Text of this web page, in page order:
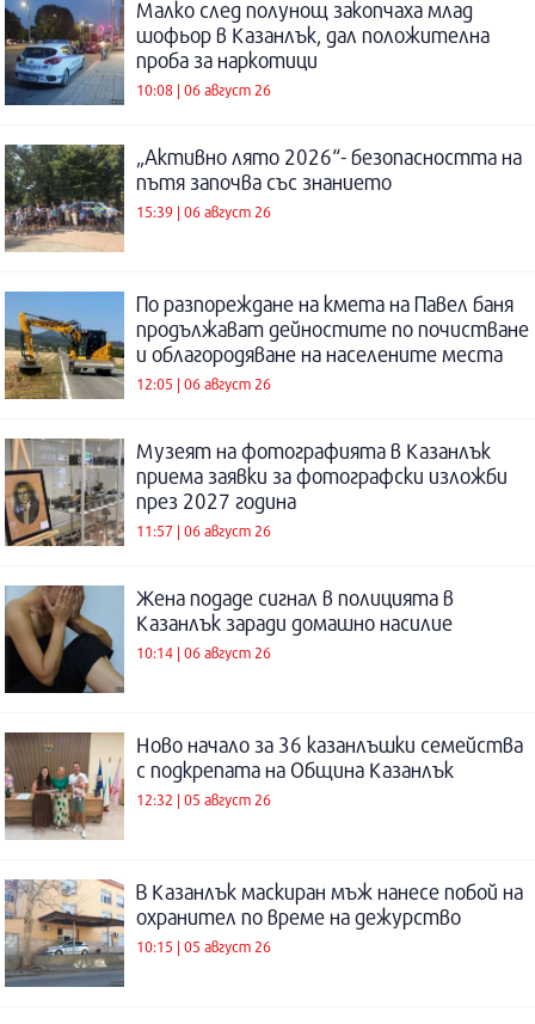
Малко след полунощ закопчаха млад
шофьор в Казанлък, дал положителна
проба за наркотици
10:08 | 06 август 26
„Активно лято 2026“- безопасността на
пътя започва със знанието
15:39 | 06 август 26
По разпореждане на кмета на Павел баня
продължават дейностите по почистване
и облагородяване на населените места
12:05 | 06 август 26
Музеят на фотографията в Казанлък
приема заявки за фотографски изложби
през 2027 година
11:57 | 06 август 26
Жена подаде сигнал в полицията в
Казанлък заради домашно насилие
10:14 | 06 август 26
Ново начало за 36 казанлъшки семейства
с подкрепата на Община Казанлък
12:32 | 05 август 26
В Казанлък маскиран мъж нанесе побой на
охранител по време на дежурство
10:15 | 05 август 26